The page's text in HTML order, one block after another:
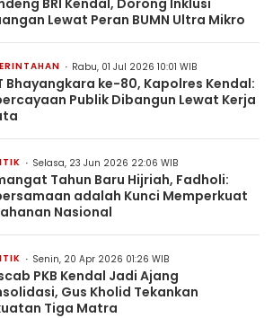
Lewat Peran BUMN Ultra Mikro
Rabu, 01 Jul 2026 10:01 WIB
Bhayangkara ke-80, Kapolres Kendal:
Publik Dibangun Lewat Kerja
Selasa, 23 Jun 2026 22:06 WIB
Tahun Baru Hijriah, Fadholi:
adalah Kunci Memperkuat
Nasional
Senin, 20 Apr 2026 01:26 WIB
PKB Kendal Jadi Ajang
Gus Kholid Tekankan
Tiga Matra